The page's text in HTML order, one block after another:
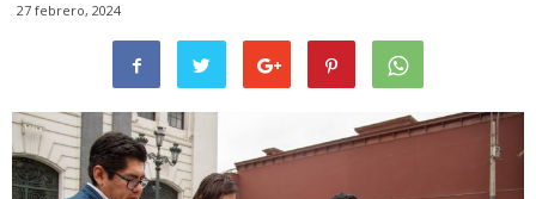
27 febrero, 2024